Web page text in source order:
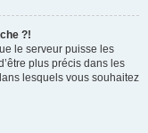
?!
le serveur puisse les
plus précis dans les
lesquels vous souhaitez